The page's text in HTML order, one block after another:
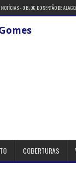
- O BLOG DO SERTÃO DE
COBERTURAS